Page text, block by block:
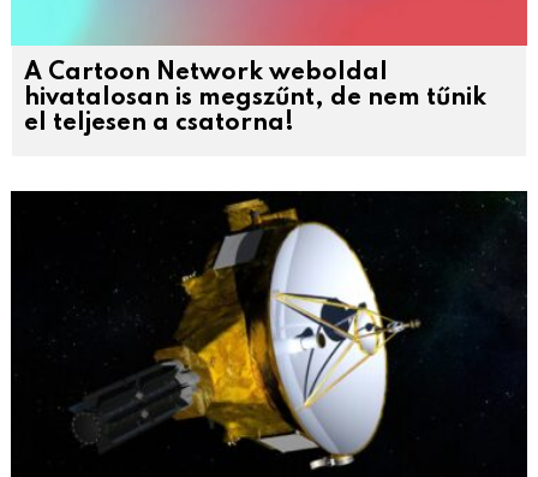
A Cartoon Network weboldal
hivatalosan is megszűnt, de nem tűnik
el teljesen a csatorna!